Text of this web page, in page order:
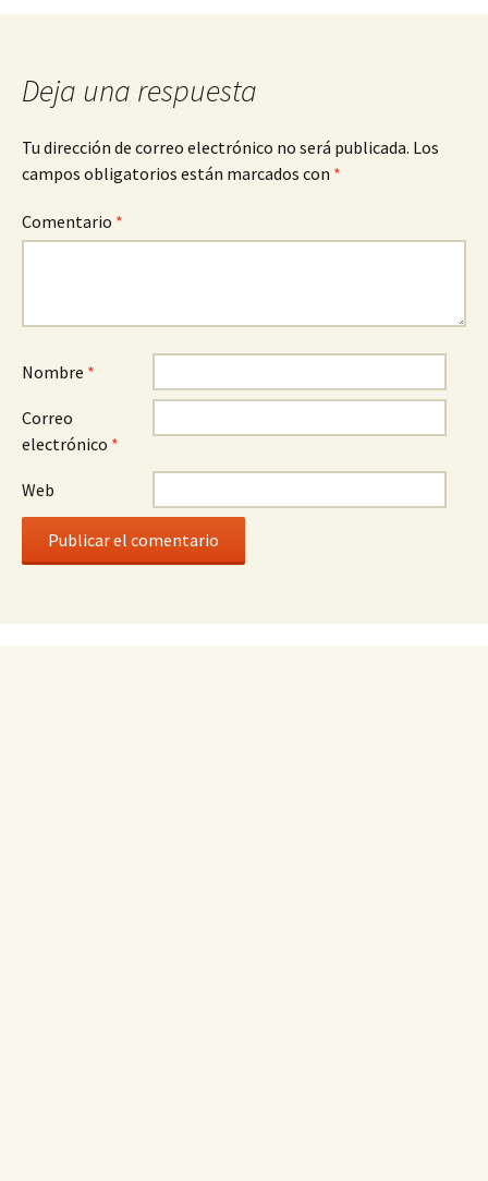
Deja una respuesta
Tu dirección de correo electrónico no será publicada. Los
campos obligatorios están marcados con *
Comentario *
Nombre *
Correo
electrónico *
Web